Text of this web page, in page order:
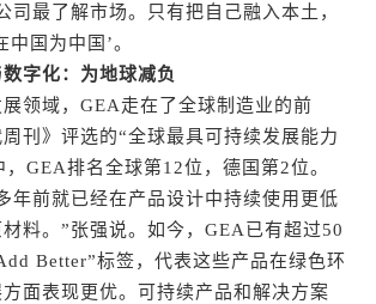
司最了解市场。只有把自己融入本土，
中国为中国’。
化：为地球减负
域，GEA走在了全球制造业的前
刊》评选的“全球最具可持续发展能力
GEA排名全球第12位，德国第2位。
前就已经在产品设计中持续使用更低
料。”张强说。如今，GEA已有超过50
Better”标签，代表这些产品在绿色环
面表现更优。可持续产品和解决方案